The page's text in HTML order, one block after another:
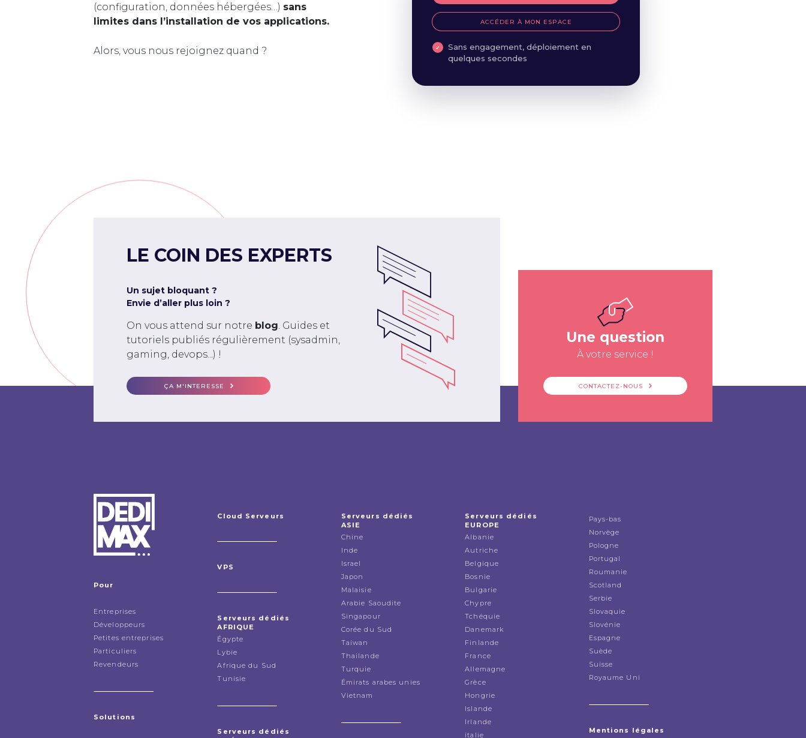
(configuration, données hébergées…) sans
limites dans l’installation de vos applications.
Alors, vous nous rejoignez quand ?
ACCÉDER À MON ESPACE
Sans engagement, déploiement en
quelques secondes
LE COIN DES EXPERTS
Un sujet bloquant ?
Envie d’aller plus loin ?
On vous attend sur notre blog. Guides et
tutoriels publiés régulièrement (sysadmin,
gaming, devops...) !
ÇA M'INTERESSE
Une question
À votre service !
CONTACTEZ-NOUS
Pour
Entreprises
Développeurs
Petites entreprises
Particuliers
Revendeurs
Solutions
Cloud Serveurs
VPS
Serveurs dédiés
AFRIQUE
Égypte
Lybie
Afrique du Sud
Tunisie
Serveurs dédiés
Serveurs dédiés
ASIE
Chine
Inde
Israel
Japon
Malaisie
Arabie Saoudite
Singapour
Corée du Sud
Taiwan
Thailande
Turquie
Émirats arabes unies
Vietnam
Serveurs dédiés
EUROPE
Albanie
Autriche
Belgique
Bosnie
Bulgarie
Chypre
Tchéquie
Danemark
Finlande
France
Allemagne
Grèce
Hongrie
Islande
Irlande
italie
Pays-bas
Norvège
Pologne
Portugal
Roumanie
Scotland
Serbie
Slovaquie
Slovénie
Espagne
Suède
Suisse
Royaume Uni
Mentions légales